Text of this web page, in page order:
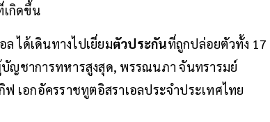
เกิดขึ้น
ได้เดินทางไปเยี่ยมตัวประกันที่ถูกปล่อยตัวทั้ง 17
ญชาการทหารสูงสุด, พรรณนภา จันทรารมย์
เอกอัครราชทูตอิสราเอลประจำประเทศไทย